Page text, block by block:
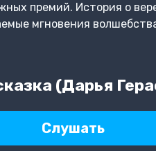
премий. История о
мгновения
(Дарья
Слушать